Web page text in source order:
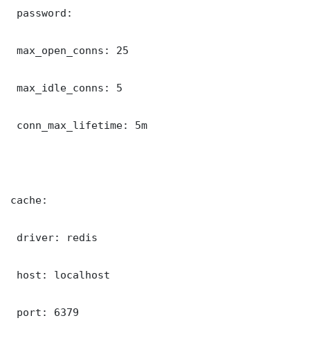
password:
max_open_conns: 25
max_idle_conns: 5
conn_max_lifetime: 5m
cache:
driver: redis
host: localhost
port: 6379